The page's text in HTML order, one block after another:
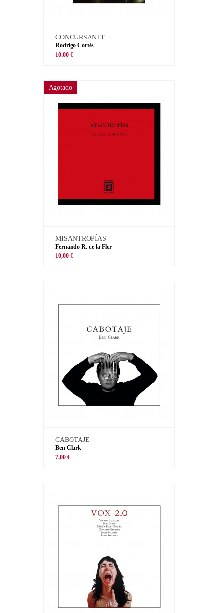
CONCURSANTE
Rodrigo Cortés
10,00 €
Agotado
MISANTROPÍAS
Fernando R. de la Flor
10,00 €
CABOTAJE
Ben Clark
7,00 €